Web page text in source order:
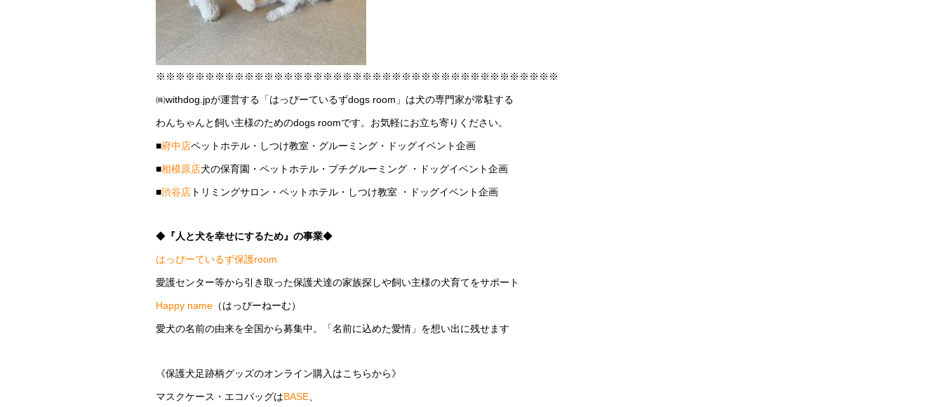
※※※※※※※※※※※※※※※※※※※※※※※※※※※※※※※※※※※※※※※※※
㈱withdog.jpが運営する「はっぴーているずdogs room」は犬の専門家が常駐する
わんちゃんと飼い主様のためのdogs roomです。お気軽にお立ち寄りください。
■府中店ペットホテル・しつけ教室・グルーミング・ドッグイベント企画
■相模原店犬の保育園・ペットホテル・プチグルーミング ・ドッグイベント企画
■渋谷店 トリミングサロン・ペットホテル・しつけ教室 ・ドッグイベント企画
◆ 『人と犬を幸せにするため』の事業◆
はっぴーているず保護room
愛護センター等から引き取った保護犬達の家族探しや飼い主様の犬育てをサポート
Happy name （はっぴーねーむ）
愛犬の名前の由来を全国から募集中。「名前に込めた愛情」を想い出に残せます
《保護犬足跡柄グッズのオンライン購入はこちらから》
マスクケース・エコバッグはBASE